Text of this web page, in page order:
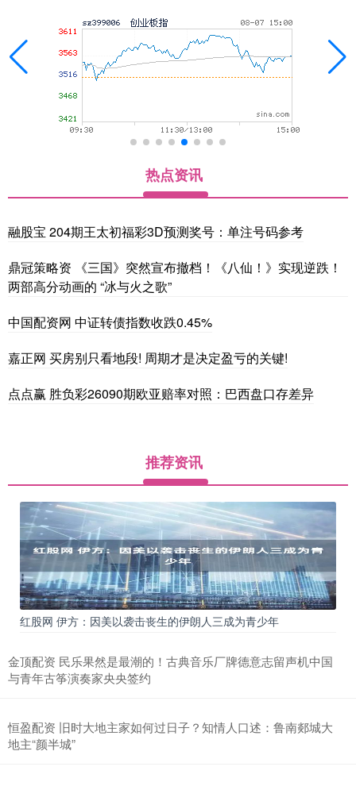
热点资讯
融股宝 204期王太初福彩3D预测奖号：单注号码参考
鼎冠策略资 《三国》突然宣布撤档！《八仙！》实现逆跌！
两部高分动画的 “冰与火之歌”
中国配资网 中证转债指数收跌0.45%
嘉正网 买房别只看地段! 周期才是决定盈亏的关键!
点点赢 胜负彩26090期欧亚赔率对照：巴西盘口存差异
推荐资讯
红股网 伊方：因美以袭击丧生的伊朗人三成为青少年
金顶配资 民乐果然是最潮的！古典音乐厂牌德意志留声机中国
与青年古筝演奏家央央签约
恒盈配资 旧时大地主家如何过日子？知情人口述：鲁南郯城大
地主“颜半城”